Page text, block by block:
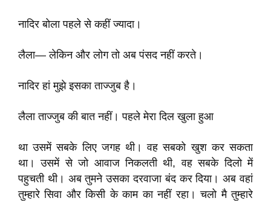
नादिर बोला पहले से कहीं ज्यादा।
लैला— लेकिन और लोग तो अब पंसद नहीं करते।
नादिर हां मुझे इसका ताज्जुब है।
लैला ताज्जुब की बात नहीं। पहले मेरा दिल खुला हुआ
था उसमें सबके लिए जगह थी। वह सबको खुश कर सकता
था। उसमें से जो आवाज निकलती थी, वह सबके दिलो में
पहुचती थी। अब तुमने उसका दरवाजा बंद कर दिया। अब वहां
तुम्हारे सिवा और किसी के काम का नहीं रहा। चलो मै तुम्हारे